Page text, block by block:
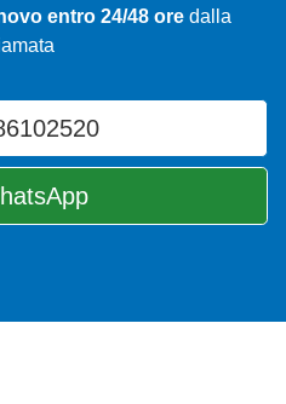
entro 24/48 oredalla